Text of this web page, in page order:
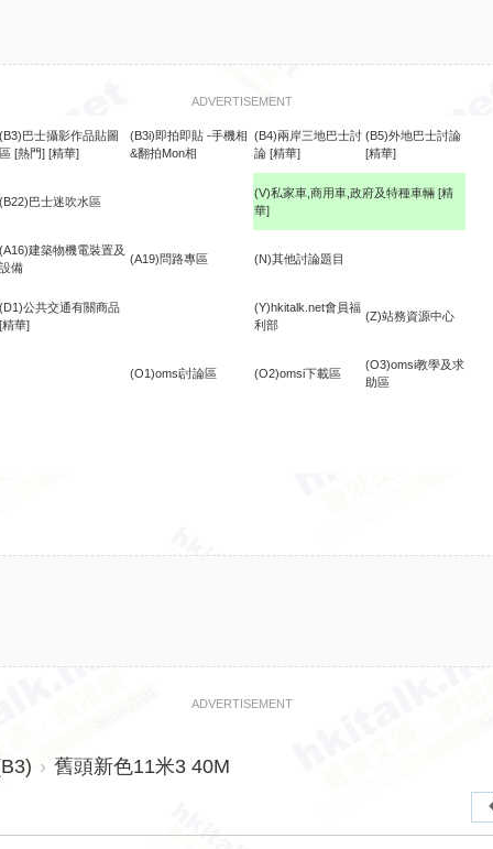
ADVERTISEMENT
(B3)巴士攝影作品貼圖
區 [熱門] [精華]
(B3i)即拍即貼 -手機相
&翻拍Mon相
(B4)兩岸三地巴士討
論 [精華]
(B5)外地巴士討論
[精華]
(B22)巴士迷吹水區
(V)私家車,商用車,政府及特種車輛 [精
華]
(A16)建築物機電裝置及
設備
(A19)問路專區 (N)其他討論題目
(D1)公共交通有關商品
[精華]
(Y)hkitalk.net會員福
利部
(Z)站務資源中心
(O1)omsi討論區 (O2)omsi下載區
(O3)omsi教學及求
助區
ADVERTISEMENT
› 舊頭新色11米3 40M